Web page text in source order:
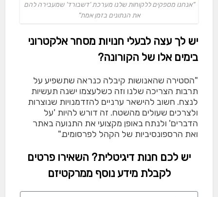
"אנחנו מספקים ללקוחות שלנו מערכת 'דשבורד' שמעבירה להם
את הנתונים בזמן אמת"
יש לך עצה לבעלי חנויות מסחר אלקטרוני
בימים אלו של הקורונה?
"הסטירה שהאנושות קיבלה כנראה שתשפיע על
תרבות הצריכה שלנו וזה כשלעצמו ישנה תעשיות
לנצח. חשוב להישאר ערניים להזדמנויות שנוצרות
ולצרכים שעולים מהשטח. זה דורש להיות 'על
הדברים' ולנתח באופן מקצועי את התנועה באתר
ואת הרספונסיביות של הקהל לפרסומים."
יש לכם חנות דיגיטלית? השאירו פרטים
לקבלת מידע נוסף ממרקטיזם